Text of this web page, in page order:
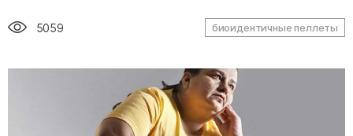
5059 биоидентичные пеллеты